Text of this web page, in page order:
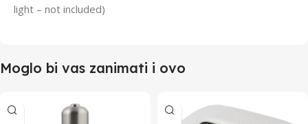
light – not included)
Moglo bi vas zanimati i ovo